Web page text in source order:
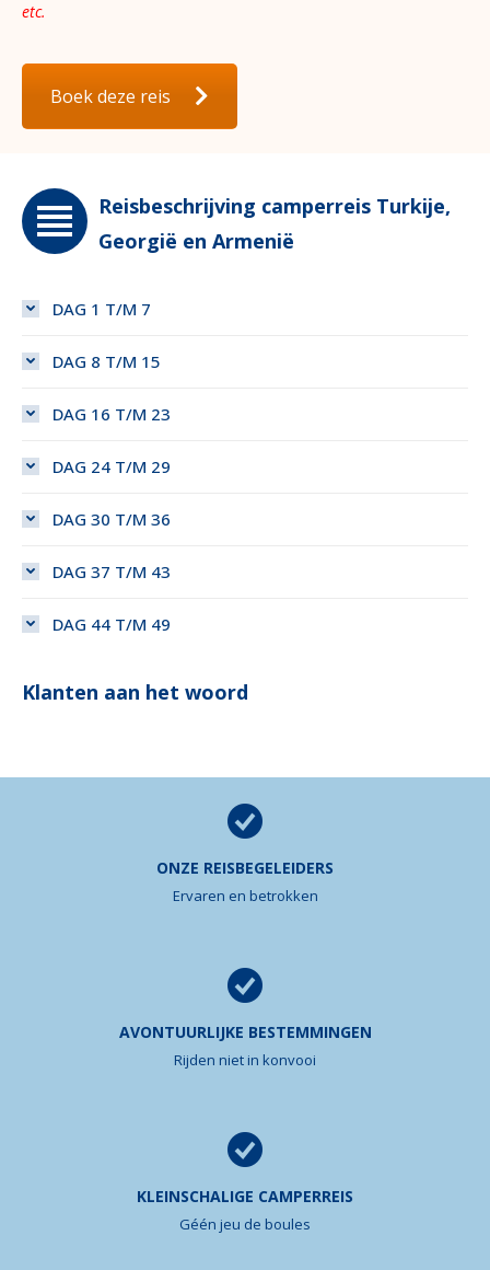
etc.
Boek deze reis
Reisbeschrijving camperreis Turkije,
Georgië en Armenië
DAG 1 T/M 7
DAG 8 T/M 15
DAG 16 T/M 23
DAG 24 T/M 29
DAG 30 T/M 36
DAG 37 T/M 43
DAG 44 T/M 49
Klanten aan het woord
ONZE REISBEGELEIDERS
Ervaren en betrokken
AVONTUURLIJKE BESTEMMINGEN
Rijden niet in konvooi
KLEINSCHALIGE CAMPERREIS
Géén jeu de boules